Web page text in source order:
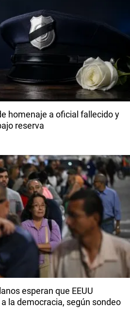
homenaje a oficial fallecido y
reserva
esperan que EEUU
la democracia, según sondeo